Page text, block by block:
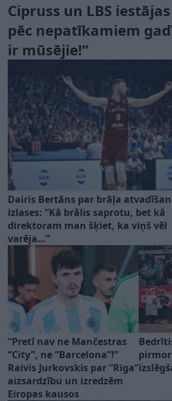
Cipruss un LBS
pēc nepatīkamiem
ir mūsējie!”
Dairis Bertāns par brāļa
izlases: “Kā brālis saprotu, bet kā
direktoram man šķiet, ka viņš vēl
varēja…”
“Pretī nav ne Mančestras
“City”, ne “Barcelona”!”
Raivis Jurkovskis par “Riga”
aizsardzību un izredzēm
Eiropas kausos